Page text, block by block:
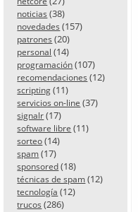
noticias (38)
novedades (157)
patrones (20)
personal (14)
programación (107)
recomendaciones (12)
scripting (11)
servicios on-line (37)
signalr (17)
software libre (11)
sorteo (14)
spam (17)
sponsored (18)
técnicas de spam (12)
tecnología (12)
trucos (286)